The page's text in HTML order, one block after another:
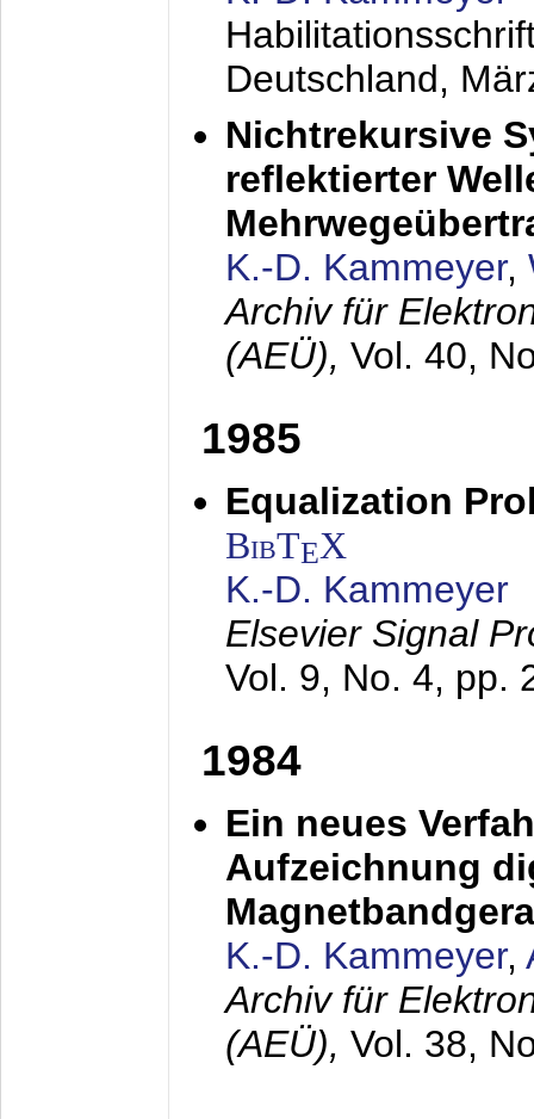
Deutschland,
Nichtrekursive
reflektierter
K.-D. Kammeyer,
Archiv für
(AEÜ), Vol. 40,
1985
Equalization
BibTEX
K.-D. Kammeyer
Elsevier Signal
Vol. 9, No. 4, pp.
1984
Ein neues
Aufzeichnung
K.-D. Kammeyer,
Archiv für
(AEÜ), Vol. 38,